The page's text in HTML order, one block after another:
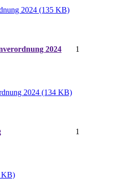
2024 (135 KB)
2024
1
2024 (134 KB)
1
KB)